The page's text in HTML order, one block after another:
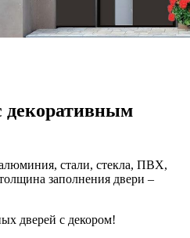
декоративным
стали, стекла, ПВХ,
заполнения двери –
дверей с декором!